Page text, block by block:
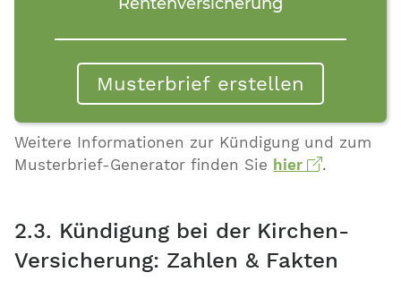
Musterbrief erstellen
Weitere Informationen zur Kündigung und zum
Musterbrief-Generator finden Sie hier .
2.3. Kündigung bei der Kirchen-
Versicherung: Zahlen & Fakten